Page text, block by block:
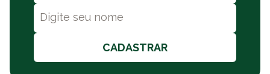
CADASTRAR